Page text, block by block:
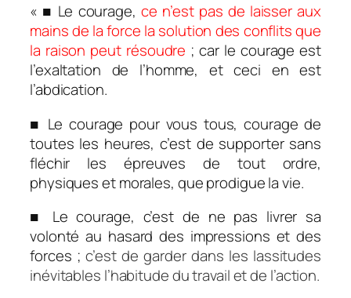
« ■ Le courage,ce n’est pas de laisser aux
mains de la force la solution des conflits que
la raison peut résoudre ; car le courage est
l’exaltation de l’homme, et ceci en est
l’abdication.
■ Le courage pour vous tous, courage de
toutes les heures, c’est de supporter sans
fléchir les épreuves de tout ordre,
physiques et morales, que prodigue la vie.
■ Le courage, c’est de ne pas livrer sa
volonté au hasard des impressions et des
forces ;c’est de garder dans les lassitudes
inévitables l’habitude du travail et de l’action.